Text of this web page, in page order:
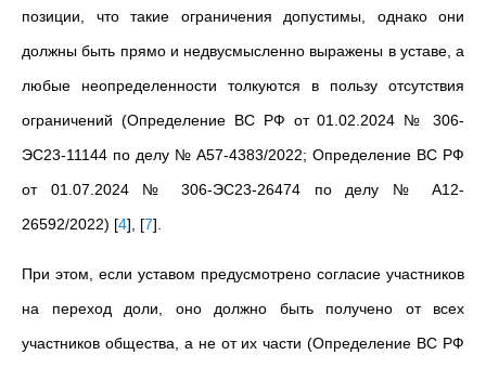
позиции, что такие ограничения допустимы, однако они
должны быть прямо и недвусмысленно выражены в уставе, а
любые неопределенности толкуются в пользу отсутствия
ограничений (Определение ВС РФ от 01.02.2024 № 306-
ЭС23-11144 по делу № А57-4383/2022; Определение ВС РФ
от 01.07.2024 № 306-ЭС23-26474 по делу № А12-
26592/2022) [4] [7]
При этом, если уставом предусмотрено согласие участников
на переход доли, оно должно быть получено от всех
участников общества, а не от их части (Определение ВС РФ